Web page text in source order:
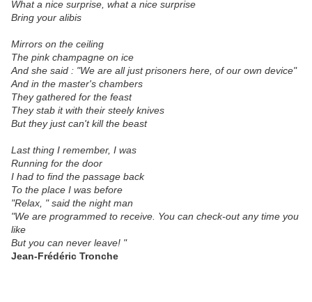
What a nice surprise, what a nice surprise
Bring your alibis
Mirrors on the ceiling
The pink champagne on ice
And she said : "We are all just prisoners here, of our own device"
And in the master's chambers
They gathered for the feast
They stab it with their steely knives
But they just can't kill the beast
Last thing I remember, I was
Running for the door
I had to find the passage back
To the place I was before
"Relax, " said the night man
"We are programmed to receive. You can check-out any time you
like
But you can never leave! "
Jean-Frédéric Tronche